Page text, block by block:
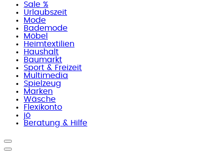
Sale %
Urlaubszeit
Mode
Bademode
Möbel
Heimtextilien
Haushalt
Baumarkt
Sport & Freizeit
Multimedia
Spielzeug
Marken
Wäsche
Flexikonto
jö
Beratung & Hilfe